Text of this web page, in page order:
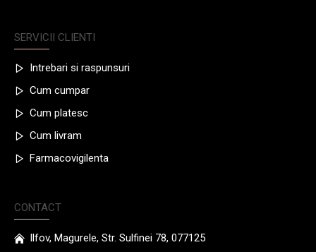
SERVICII CLIENTI
Intrebari si raspunsuri
Cum cumpar
Cum platesc
Cum livram
Farmacovigilenta
CONTACT
Ilfov, Magurele, Str. Sulfinei 78, 077125